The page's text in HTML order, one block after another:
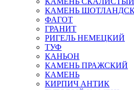
КАМЕНЬ
ФАГОТ
ГРАНИТ
РИГЕЛЬ НЕМЕЦКИЙ
ТУФ
КАНЬОН
КАМЕНЬ ПРАЖСКИЙ
КАМЕНЬ
КИРПИЧ АНТИК